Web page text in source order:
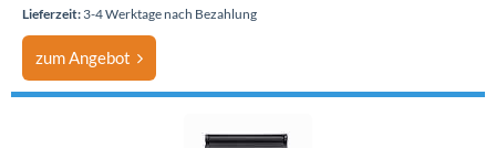
Lieferzeit: 3-4 Werktage nach Bezahlung
zum Angebot